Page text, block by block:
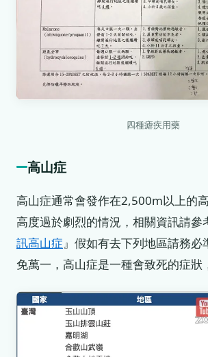
四種瘧疾用藥
高山症
高山症通常會發作在2,500m以上的
高度過於劇烈的情況，相關資訊請參
訊高山症』假如有去下列地區請務必
免萬一，高山症是一種會致死的症狀